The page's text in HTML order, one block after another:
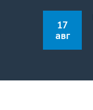
17
авг